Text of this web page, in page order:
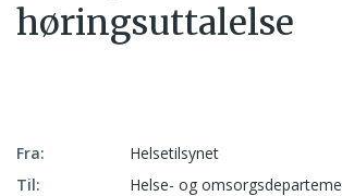
høringsuttalelse
Fra:
Helsetilsynet
Til:
Helse- og